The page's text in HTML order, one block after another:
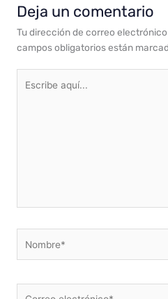
Deja un comentario
Tu dirección de correo
campos obligatorios están
aquí...